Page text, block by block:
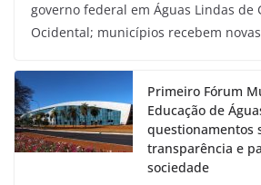
governo federal em Águas Lindas de
Ocidental; municípios recebem novas
Primeiro Fórum
Educação de
questionamentos
transparência e
sociedade